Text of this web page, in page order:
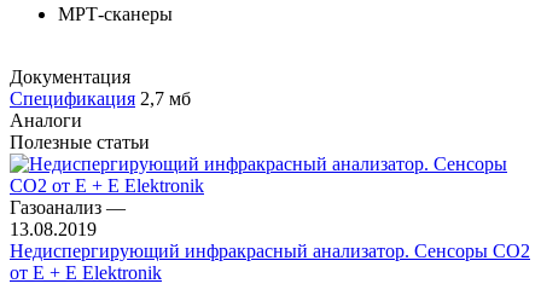
МРТ-сканеры
Документация
Спецификация 2,7 мб
Аналоги
Полезные статьи
Газоанализ —
13.08.2019
Недиспергирующий инфракрасный анализатор. Сенсоры CO2
от E + E Elektronik